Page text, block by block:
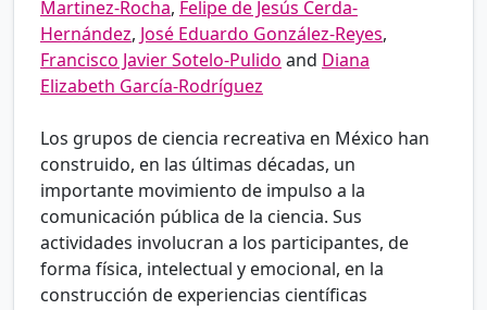
Martinez-Rocha, Felipe de Jesús Cerda-
Hernández, José Eduardo González-Reyes,
Francisco Javier Sotelo-Pulido and Diana
Elizabeth García-Rodríguez
Los grupos de ciencia recreativa en México han
construido, en las últimas décadas, un
importante movimiento de impulso a la
comunicación pública de la ciencia. Sus
actividades involucran a los participantes, de
forma física, intelectual y emocional, en la
construcción de experiencias científicas